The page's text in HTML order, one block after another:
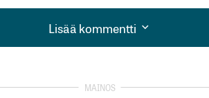
Lisää kommentti
Lisää kommentti